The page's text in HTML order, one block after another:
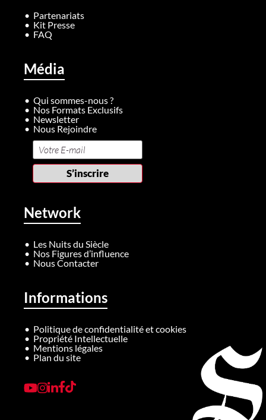
Partenariats
Kit Presse
FAQ
Média
Qui sommes-nous ?
Nos Formats Exclusifs
Newsletter
Nous Rejoindre
Network
Les Nuits du Siècle
Nos Figures d’influence
Nous Contacter
Informations
Politique de confidentialité et cookies
Propriété Intellectuelle
Mentions légales
Plan du site